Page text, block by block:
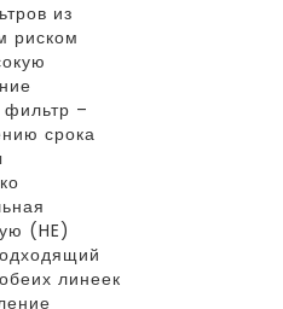
из
риском
фильтр –
срока
(HE)
линеек